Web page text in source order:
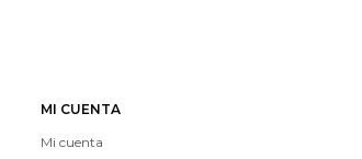
MI CUENTA
Mi cuenta